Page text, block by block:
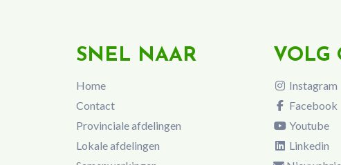
SNEL NAAR
Home
Contact
Provinciale afdelingen
Lokale afdelingen
VOLG
Instagram
Facebook
Youtube
Linkedin